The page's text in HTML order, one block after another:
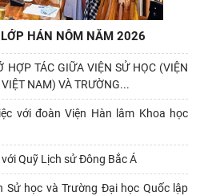
HÁN NÔM NĂM 2026
NAM) VÀ TRƯỜNG...
Quỹ Lịch sử Đông Bắc Á